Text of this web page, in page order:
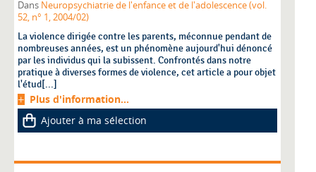
Dans Neuropsychiatrie de l'enfance et de l'adolescence (vol.
52, n° 1, 2004/02)
La violence dirigée contre les parents, méconnue pendant de
nombreuses années, est un phénomène aujourd'hui dénoncé
par les individus qui la subissent. Confrontés dans notre
pratique à diverses formes de violence, cet article a pour objet
l'étud[...]
Plus d'information...
Ajouter à ma sélection